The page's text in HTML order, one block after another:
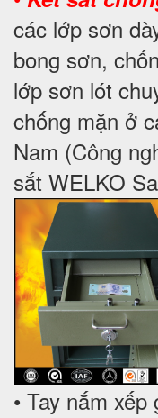
các lớp sơn
bong sơn,
lớp sơn lót
chống mặn ở
Nam (Công
sắt WELKO
• Tay nắm